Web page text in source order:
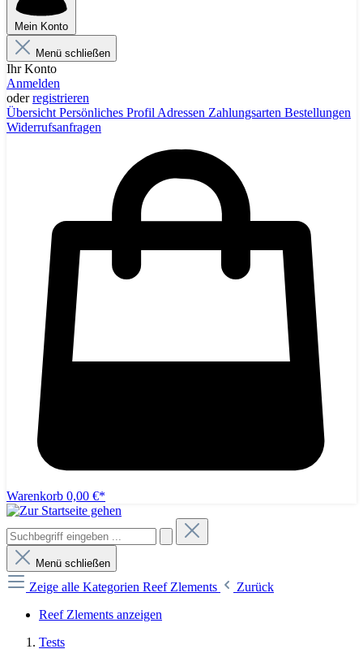
Mein Konto
Menü schließen
Ihr Konto
Anmelden
oderregistrieren
Übersicht Persönliches Profil Adressen Zahlungsarten Bestellungen
Widerrufsanfragen
Warenkorb 0,00 €*
Menü schließen
Zeige alle Kategorien Reef Zlements
Zurück
Reef Zlements anzeigen
Tests